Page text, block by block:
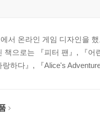
서 온라인 게임 디자인을
책으로는 『피터 팬』, 『
랑하다』, 『Alice's